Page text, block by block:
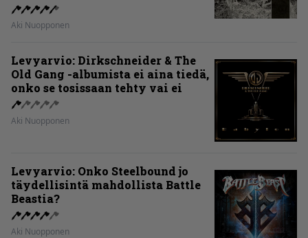
Aki Nuopponen
Levyarvio: Dirkschneider & The
Old Gang -albumista ei aina tiedä,
onko se tosissaan tehty vai ei
Aki Nuopponen
Levyarvio: Onko Steelbound jo
täydellisintä mahdollista Battle
Beastia?
Aki Nuopponen